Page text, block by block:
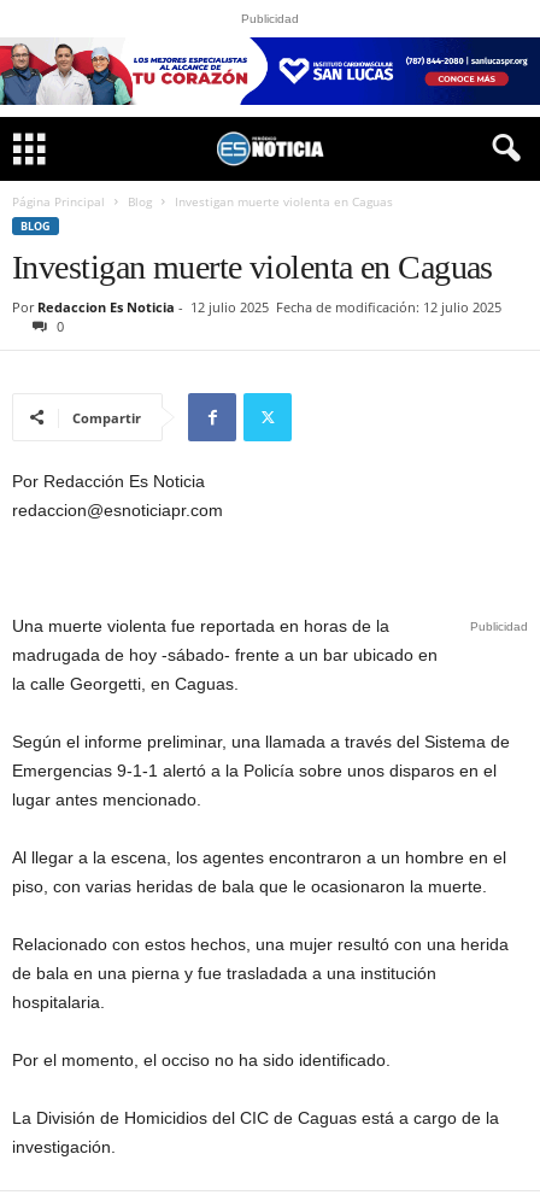
Publicidad
Página Principal Blog Investigan muerte violenta en Caguas
BLOG
Investigan muerte violenta en Caguas
Por Redaccion Es Noticia - 12 julio 2025 Fecha de modificación: 12 julio 2025
0
Compartir
Por Redacción Es Noticia
redaccion@esnoticiapr.com
Publicidad
Una muerte violenta fue reportada en horas de la
madrugada de hoy -sábado- frente a un bar ubicado en
la calle Georgetti, en Caguas.
Según el informe preliminar, una llamada a través del Sistema de
Emergencias 9-1-1 alertó a la Policía sobre unos disparos en el
lugar antes mencionado.
Al llegar a la escena, los agentes encontraron a un hombre en el
piso, con varias heridas de bala que le ocasionaron la muerte.
Relacionado con estos hechos, una mujer resultó con una herida
de bala en una pierna y fue trasladada a una institución
hospitalaria.
Por el momento, el occiso no ha sido identificado.
La División de Homicidios del CIC de Caguas está a cargo de la
investigación.